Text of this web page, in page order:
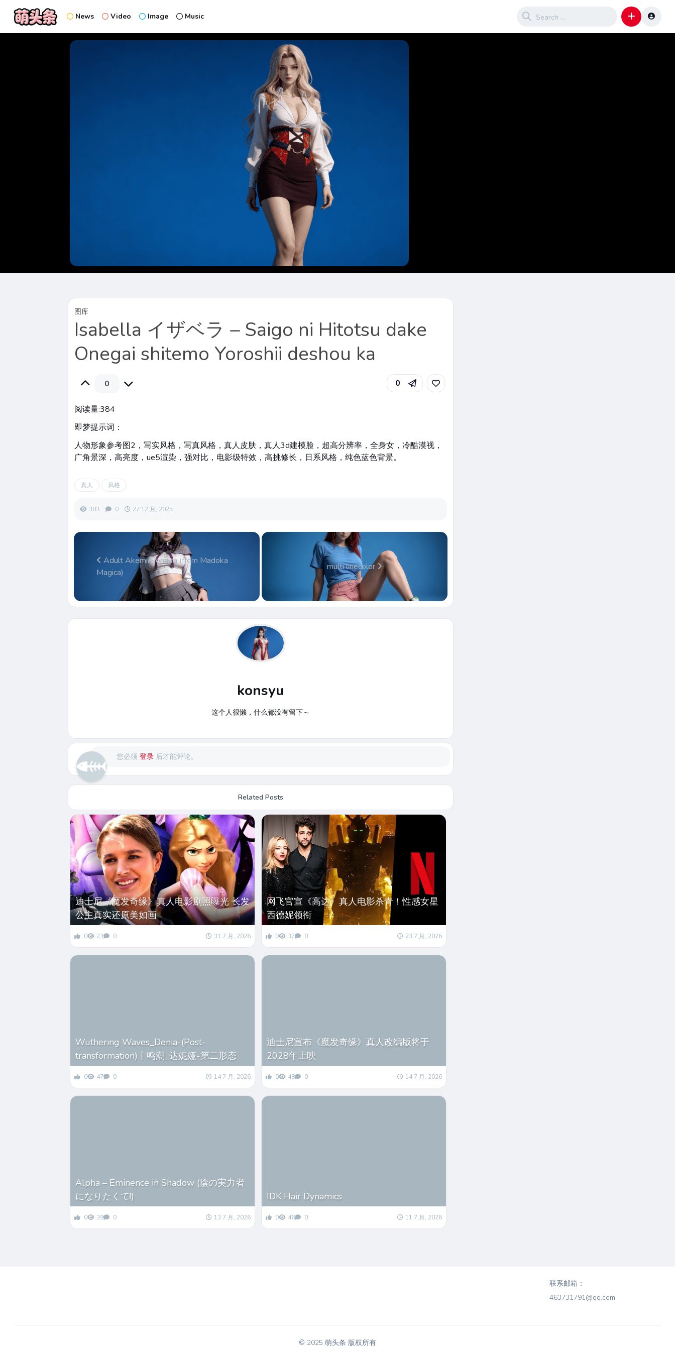
News Video Image Music
图库
Isabella イザベラ – Saigo ni Hitotsu dake
Onegai shitemo Yoroshii deshou ka
0 0
阅读量:384
即梦提示词：
人物形象参考图2，写实风格，写真风格，真人皮肤，真人3d建模脸，超高分辨率，全身女，冷酷漠视，
广角景深，高亮度，ue5渲染，强对比，电影级特效，高挑修长，日系风格，纯色蓝色背景。
真人 风格
383 0 27 12 月, 2025
Adult Akemi Homura (from Madoka
Magica)
multi linecolor
konsyu
这个人很懒，什么都没有留下～
您必须登录 后才能评论。
Related Posts
迪士尼《魔发奇缘》真人电影剧照曝光 长发
公主真实还原美如画
0 23 0 31 7 月, 2026
网飞官宣《高达》真人电影杀青！性感女星
西德妮领衔
0 37 0 23 7 月, 2026
Wuthering Waves_Denia-(Post-
transformation)丨鸣潮_达妮娅-第二形态
0 47 0 14 7 月, 2026
迪士尼宣布《魔发奇缘》真人改编版将于
2028年上映
0 48 0 14 7 月, 2026
Alpha – Eminence in Shadow (陰の実力者
になりたくて!)
0 39 0 13 7 月, 2026
IDK Hair Dynamics
0 46 0 11 7 月, 2026
联系邮箱：
463731791@qq.com
© 2025 萌头条 版权所有